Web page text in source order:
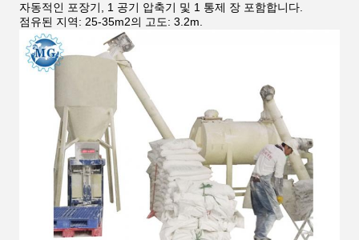
자동적인 포장기, 1 공기 압축기 및 1 통제 장 포함합니다.
점유된 지역: 25-35m2의 고도: 3.2m.